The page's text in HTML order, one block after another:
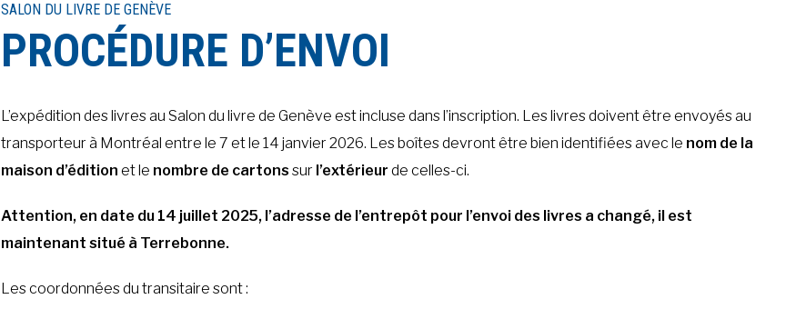
SALON DU LIVRE DE GENÈVE
PROCÉDURE D’ENVOI
L’expédition des livres au Salon du livre de Genève est incluse dans l’inscription. Les livres doivent être envoyés au
transporteur à Montréal entre le 7 et le 14 janvier 2026. Les boîtes devront être bien identifiées avec le nom de la
maison d’édition et le nombre de cartons sur l’extérieur de celles-ci.
Attention, en date du 14 juillet 2025, l’adresse de l’entrepôt pour l’envoi des livres a changé, il est
maintenant situé à Terrebonne.
Les coordonnées du transitaire sont :